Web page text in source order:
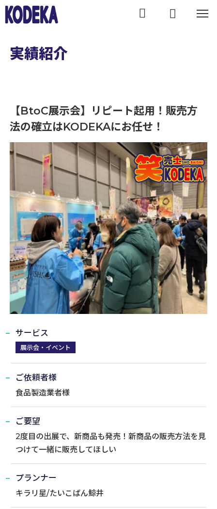
【BtoC展示会】リピート起用！販売方法の確立はKODEKAにお任せ！｜実績紹介
実績紹介
【BtoC展示会】リピート起用！販売方
法の確立はKODEKAにお任せ！
サービス
展示会・イベント
ご依頼者様
食品製造業者様
ご要望
2度目の出展で、新商品も発売！新商品の販売方法を見
つけて一緒に販売してほしい
プランナー
キラリ星/たいこばん鯨井